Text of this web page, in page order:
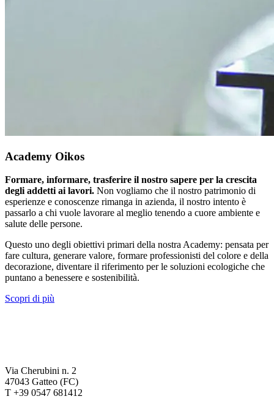
Academy Oikos
Formare, informare, trasferire il nostro sapere per la crescita
degli addetti ai lavori. Non vogliamo che il nostro patrimonio di
esperienze e conoscenze rimanga in azienda, il nostro intento è
passarlo a chi vuole lavorare al meglio tenendo a cuore ambiente e
salute delle persone.
Questo uno degli obiettivi primari della nostra Academy: pensata per
fare cultura, generare valore, formare professionisti del colore e della
decorazione, diventare il riferimento per le soluzioni ecologiche che
puntano a benessere e sostenibilità.
Scopri di più
Via Cherubini n. 2
47043 Gatteo (FC)
T +39 0547 681412